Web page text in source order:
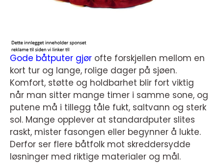
Gode båtputer gjør ofte forskjellen mellom en
kort tur og lange, rolige dager på sjøen.
Komfort, støtte og holdbarhet blir fort viktig
når man sitter mange timer i samme sone, og
putene må i tillegg tåle fukt, saltvann og sterk
sol. Mange opplever at standardputer slites
raskt, mister fasongen eller begynner å lukte.
Derfor ser flere båtfolk mot skreddersydde
løsninger med riktige materialer og mål.